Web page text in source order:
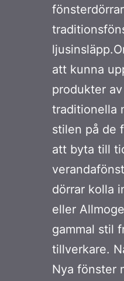
att kunna
produkter
traditionella
stilen på de
att byta till
dörrar kolla
eller Allmoge
gammal stil
tillverkare.
Nya fönster